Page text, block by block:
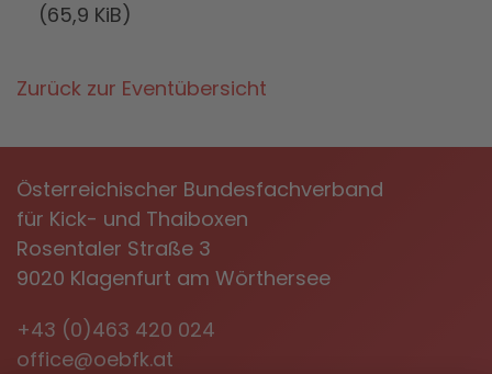
(65,9 KiB)
Zurück zur Eventübersicht
Österreichischer Bundesfachverband
für Kick- und Thaiboxen
Rosentaler Straße 3
9020 Klagenfurt am Wörthersee
+43 (0)463 420 024
office@oebfk.at